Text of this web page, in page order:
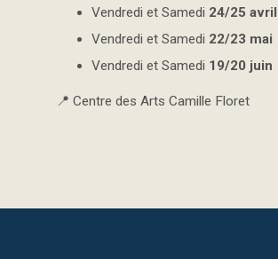
Vendredi et Samedi 24/25 avril
Vendredi et Samedi 22/23 mai
Vendredi et Samedi 19/20 juin
📍 Centre des Arts Camille Floret